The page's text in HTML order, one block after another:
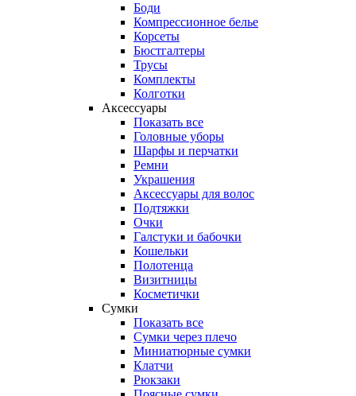
Боди
Компрессионное белье
Корсеты
Бюстгалтеры
Трусы
Комплекты
Колготки
Аксессуары
Показать все
Головные уборы
Шарфы и перчатки
Ремни
Украшения
Аксессуары для волос
Подтяжки
Очки
Галстуки и бабочки
Кошельки
Полотенца
Визитницы
Косметички
Сумки
Показать все
Сумки через плечо
Миниатюрные cумки
Клатчи
Рюкзаки